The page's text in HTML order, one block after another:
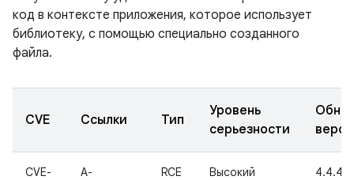
код в контексте приложения, которое использует
библиотеку, с помощью специально созданного
файла.
CVE Ссылки Тип
Уровень
серьезности
CVE-
A-
RCE Высокий 4.4.4